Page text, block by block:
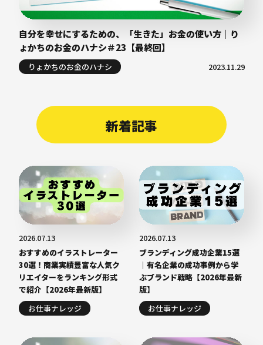
自分を幸せにするための、「生きた」お金の使い方｜り
ょかちのお金のハナシ＃23【最終回】
りょかちのお金のハナシ 2023.11.29
新着記事
2026.07.13
おすすめのイラストレーター
30選！商業実績豊富な人気ク
リエイターをランキング形式
で紹介【2026年最新版】
お仕事ナレッジ
2026.07.13
ブランディング成功企業15選
｜有名企業の成功事例から学
ぶブランド戦略【2026年最新
版】
お仕事ナレッジ